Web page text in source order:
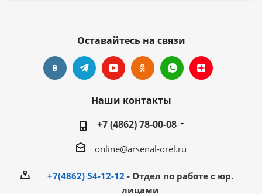
Оставайтесь на связи
Наши контакты
+7 (4862) 78-00-08
online@arsenal-orel.ru
+7(4862) 54-12-12 - Отдел по работе с юр.
лицами